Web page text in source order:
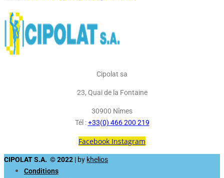
Cipolat sa
23, Quai de la Fontaine
30900 Nîmes
Tél :+33(0) 466 200 219
Facebook Instagram
CIPOLAT S.A. © 2022 | by khelios
Conditions